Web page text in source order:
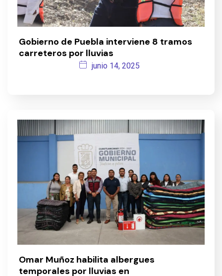
Gobierno de Puebla interviene 8 tramos
carreteros por lluvias
junio 14, 2025
Omar Muñoz habilita albergues
temporales por lluvias en